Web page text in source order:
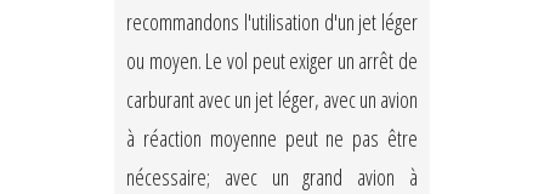
recommandons l'utilisation d'un jet léger
ou moyen. Le vol peut exiger un arrêt de
carburant avec un jet léger, avec un avion
à réaction moyenne peut ne pas être
nécessaire; avec un grand avion à